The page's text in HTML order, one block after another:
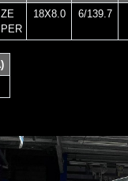
18X8.0 6/139.7